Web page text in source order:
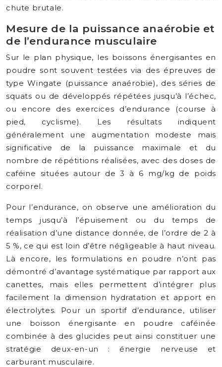
chute brutale.
Mesure de la puissance anaérobie et
de l’endurance musculaire
Sur le plan physique, les boissons énergisantes en
poudre sont souvent testées via des épreuves de
type Wingate (puissance anaérobie), des séries de
squats ou de développés répétées jusqu’à l’échec,
ou encore des exercices d’endurance (course à
pied, cyclisme). Les résultats indiquent
généralement une augmentation modeste mais
significative de la puissance maximale et du
nombre de répétitions réalisées, avec des doses de
caféine situées autour de 3 à 6 mg/kg de poids
corporel.
Pour l’endurance, on observe une amélioration du
temps jusqu’à l’épuisement ou du temps de
réalisation d’une distance donnée, de l’ordre de 2 à
5 %, ce qui est loin d’être négligeable à haut niveau.
Là encore, les formulations en poudre n’ont pas
démontré d’avantage systématique par rapport aux
canettes, mais elles permettent d’intégrer plus
facilement la dimension hydratation et apport en
électrolytes. Pour un sportif d’endurance, utiliser
une boisson énergisante en poudre caféinée
combinée à des glucides peut ainsi constituer une
stratégie deux-en-un : énergie nerveuse et
carburant musculaire.